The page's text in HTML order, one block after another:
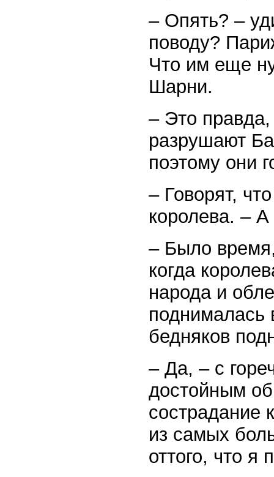
– Опять? –
поводу?
Что им еще
Шарни.
– Это
разрушают
поэтому они
– Говорят,
королева. –
– Было
когда
народа и
поднималась
бедняков
– Да, – с
достойным
сострадание
из самых
оттого, что я